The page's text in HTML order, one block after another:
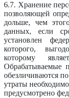
6.7. Хранение
позволяющей
дольше, чем
данных, если
установлен
которого,
которому
Обрабатываемые
обезличиваются
утраты
предусмотрено